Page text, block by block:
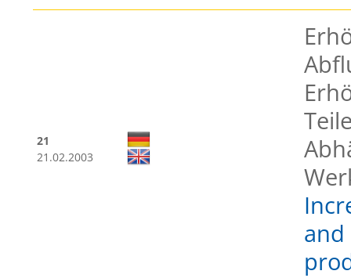
21
21.02.2003